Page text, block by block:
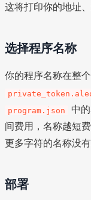
这将打印你的地址
选择程序名称
你的程序名称在整
program.json
中
间费用，名称越短
更多字符的名称没
部署